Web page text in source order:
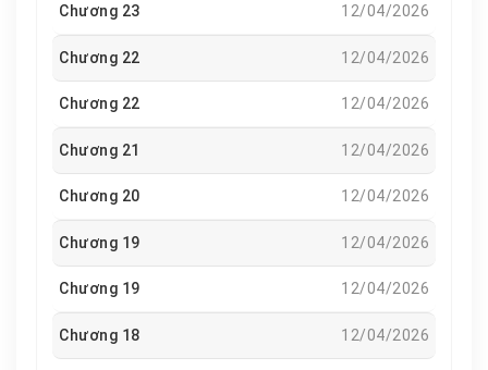
Chương 23 12/04/2026
Chương 22 12/04/2026
Chương 22 12/04/2026
Chương 21 12/04/2026
Chương 20 12/04/2026
Chương 19 12/04/2026
Chương 19 12/04/2026
Chương 18 12/04/2026